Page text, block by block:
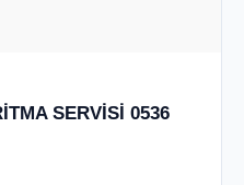
SERVİSİ 0536